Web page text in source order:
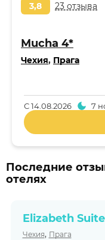
3,8 23 отзыва
Mucha 4*
Чехия, Прага
С14.08.2026 7
Последние
отелях
Elizabeth
Чехия, Прага